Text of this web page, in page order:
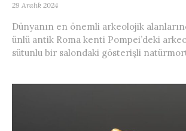
29 Aralık 2024
Dünyanın en önemli arkeolojik
ünlü antik Roma kenti Pompei’deki
sütunlu bir salondaki gösterişli